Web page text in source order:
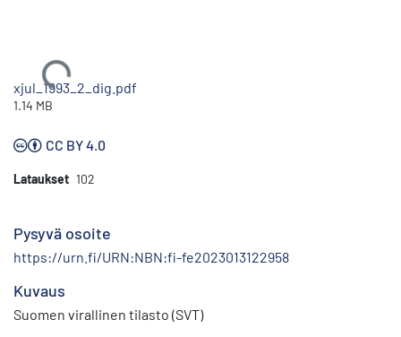
Ladataan...
xjul_1993_2_dig.pdf
1.14 MB
CC BY 4.0
Lataukset 102
Pysyvä osoite
https://urn.fi/URN:NBN:fi-fe2023013122958
Kuvaus
Suomen virallinen tilasto (SVT)